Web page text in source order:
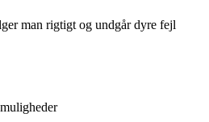
man rigtigt og undgår dyre fejl